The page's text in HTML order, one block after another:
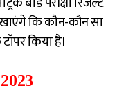
कि कौन-कौन सा
किया है।